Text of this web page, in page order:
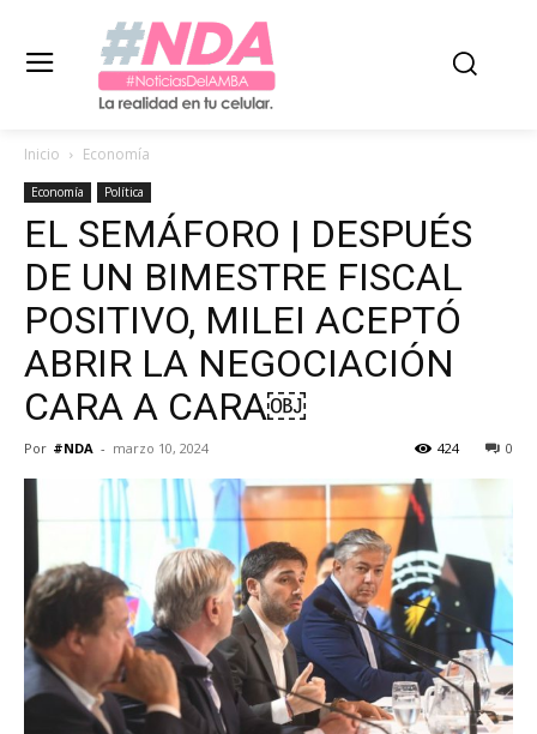
Inicio Economía
Economía Política
EL SEMÁFORO | DESPUÉS
DE UN BIMESTRE FISCAL
POSITIVO, MILEI ACEPTÓ
ABRIR LA NEGOCIACIÓN
CARA A CARA￼
Por #NDA - marzo 10, 2024 0
424